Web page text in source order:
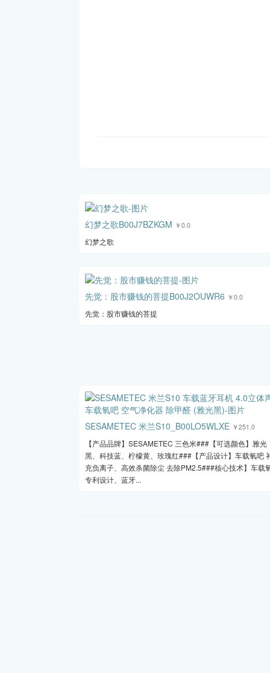
幻梦之歌B00J7BZKGM ￥0.0
幻梦之歌
先觉：股市赚钱的菩提B00J2OUWR6 ￥0.0
先觉：股市赚钱的菩提
SESAMETEC 米兰S10_B00LO5WLXE ￥251.0
【产品品牌】SESAMETEC 三色米###【可选颜色】雅光
黑、科技蓝、柠檬黄、玫瑰红###【产品设计】车载氧吧
充负离子、高效杀菌除尘 去除PM2.5###核心技术】车载
专利设计、蓝牙...